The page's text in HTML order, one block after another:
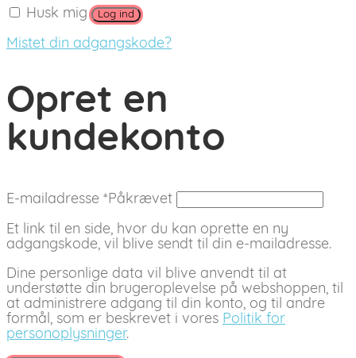
Husk mig Log ind
Mistet din adgangskode?
Opret en
kundekonto
E-mailadresse *Påkrævet
Et link til en side, hvor du kan oprette en ny
adgangskode, vil blive sendt til din e-mailadresse.
Dine personlige data vil blive anvendt til at
understøtte din brugeroplevelse på webshoppen, til
at administrere adgang til din konto, og til andre
formål, som er beskrevet i vores Politik for
personoplysninger.